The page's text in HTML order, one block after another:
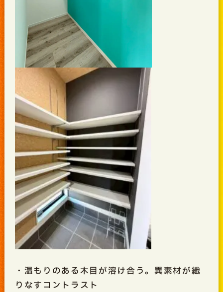
・温もりのある木目が溶け合う。異素材が織
りなすコントラスト